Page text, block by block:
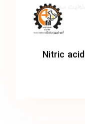
اسید نیتریک ۶۵% ۱۰۰۴۵۶ (Nitric acid